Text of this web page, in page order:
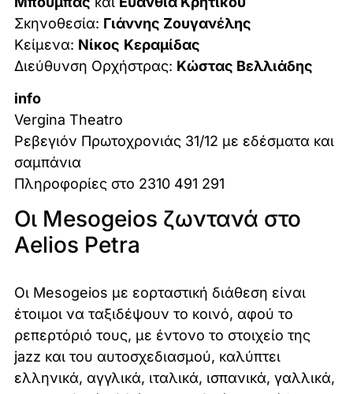
Σκηνοθεσία: Γιάννης Ζουγανέλης
Κείμενα: Νίκος Κεραμίδας
Διεύθυνση Ορχήστρας: Κώστας Βελλιάδης
info
Vergina Theatro
Ρεβεγιόν Πρωτοχρονιάς 31/12 με εδέσματα και
σαμπάνια
Πληροφορίες στο 2310 491 291
Οι Mesogeios ζωντανά στο
Aelios Petra
Οι Mesogeios με εορταστική διάθεση είναι
έτοιμοι να ταξιδέψουν το κοινό, αφού το
ρεπερτόριό τους, με έντονο το στοιχείο της
jazz και του αυτοσχεδιασμού, καλύπτει
ελληνικά, αγγλικά, ιταλικά, ισπανικά, γαλλικά,